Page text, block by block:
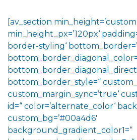
[av_section
min_height_px=’120px‘
border-styling‘
bottom_border_style=“
custom_margin_sync=’true‘
id=“ color=’alternate_color‘
custom_bg=’#00a4d6′
background_gradient_color1=“